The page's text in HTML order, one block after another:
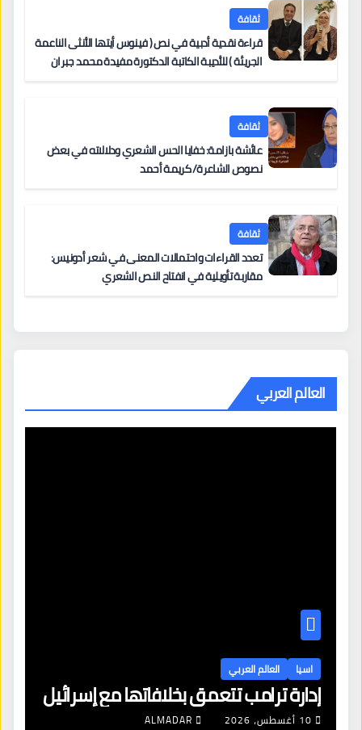
ثقافة
قراءة نقدية أدبية في نص ( فينوس أيتها الأنثى الناعمة
الجريئة ) للأديبة الكاتبة الدكتورة مفيدة محمد جبران
ثقافة
عائشة بازامة: خفايا الحس الشعري ودلالاته في بعض
نصوص الشاعرة/ كريمة أحمد
ثقافة
تعدد القراءات واحتمالات المعنى في شعر أدونيس:
مقاربة تأويلية في انفتاح النص الشعري
العالم العربي
اسيا العالم العربي
إدارة ترامب تتعمق بخلافاتها مع إسرائيل
10 أغسطس، 2026 ALMADAR